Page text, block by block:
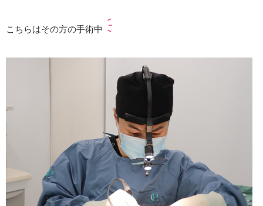
こちらはその方の手術中